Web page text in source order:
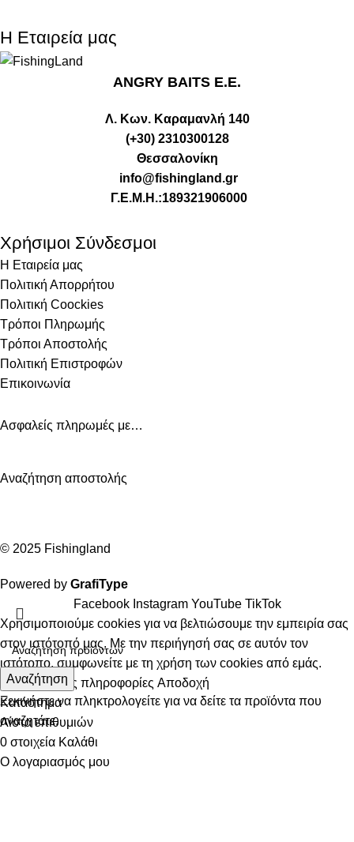
Η Εταιρεία μας
ANGRY BAITS Ε.Ε.
Λ. Κων. Καραμανλή 140
(+30) 2310300128
Θεσσαλονίκη
info@fishingland.gr
Γ.Ε.Μ.Η.:189321906000
Χρήσιμοι Σύνδεσμοι
Η Εταιρεία μας
Πολιτική Απορρήτου
Πολιτική Coockies
Τρόποι Πληρωμής
Τρόποι Αποστολής
Πολιτική Επιστροφών
Επικοινωνία
Ασφαλείς πληρωμές με…
Αναζήτηση αποστολής
© 2025 Fishingland
Powered by GrafiType
Αναζήτηση
Ξεκινήστε να πληκτρολογείτε για να δείτε τα προϊόντα που
αναζητάτε.
Facebook Instagram YouTube TikTok
Χρησιμοποιούμε cookies για να βελτιώσουμε την εμπειρία σας
στον ιστότοπό μας. Με την περιήγησή σας σε αυτόν τον
ιστότοπο, συμφωνείτε με τη χρήση των cookies από εμάς.
Περισσότερες πληροφορίες Αποδοχή
Κατάστημα
Λίστα επιθυμιών
0 στοιχεία Καλάθι
Ο λογαριασμός μου